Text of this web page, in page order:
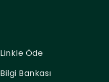
Linkle Öde
Bilgi Bankası